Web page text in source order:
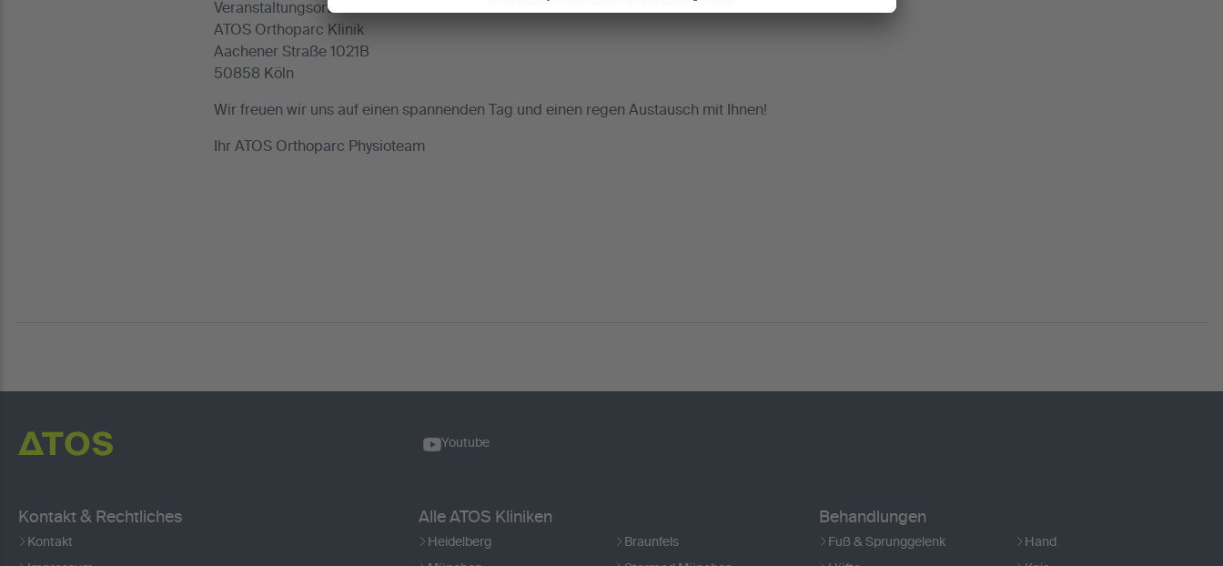
Veranstaltungsort:
ATOS Orthoparc Klinik
Aachener Straße 1021B
50858 Köln
Wir freuen wir uns auf einen spannenden Tag und einen regen Austausch mit Ihnen!
Ihr ATOS Orthoparc Physioteam
Youtube
Kontakt & Rechtliches
Kontakt
Alle ATOS Kliniken
Heidelberg Braunfels
Behandlungen
Fuß & Sprunggelenk Hand